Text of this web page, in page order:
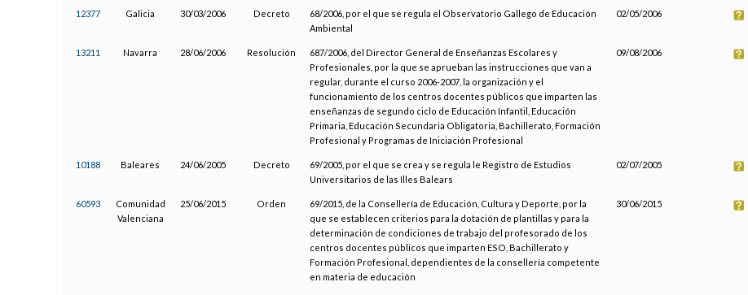
12377 Galicia 30/03/2006 Decreto
68/2006, por el que se regula el Observatorio Gallego de Educación
Ambiental
02/05/2006
13211 Navarra 28/06/2006 Resolución
687/2006, del Director General de Enseñanzas Escolares y
Profesionales, por la que se aprueban las instrucciones que van a
regular, durante el curso 2006-2007, la organización y el
funcionamiento de los centros docentes públicos que imparten las
enseñanzas de segundo ciclo de Educación Infantil, Educación
Primaria, Educación Secundaria Obligatoria, Bachillerato, Formación
Profesional y Programas de Iniciación Profesional
09/08/2006
10188 Baleares 24/06/2005 Decreto
69/2005, por el que se crea y se regula le Registro de Estudios
Universitarios de las Illes Balears
02/07/2005
60593
Comunidad
Valenciana
25/06/2015 Orden
69/2015, de la Consellería de Educación, Cultura y Deporte, por la
que se establecen criterios para la dotación de plantillas y para la
determinación de condiciones de trabajo del profesorado de los
centros docentes públicos que imparten ESO, Bachillerato y
Formación Profesional, dependientes de la consellería competente
en materia de educación
30/06/2015